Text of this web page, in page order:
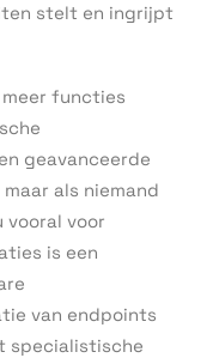
stelt en ingrijpt
functies
geavanceerde
als niemand
voor
is een
van endpoints
specialistische